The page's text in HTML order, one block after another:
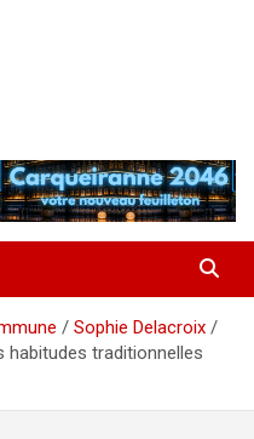
Sophie Delacroix
habitudes traditionnelles